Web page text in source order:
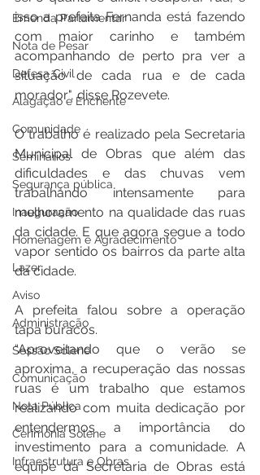
Emenda Parlamentar
Nota de Pesar
Defesa Civil
Alagação e Enchente
Comunidade
Seminários
Segurança pública
Inauguração
Homenagem e Agradecimento
Lazer
Aviso
Administração
Sessão Solene
Comunicação
Nota Pública
Cerimônia Solene
Infraestrutura e Obras
isso a prefeita Fernanda está fazendo
com maior carinho e também
acompanhando de perto pra ver a
situação de cada rua e de cada
morador", disse Rozevete.
O trabalho é realizado pela Secretaria
Municipal de Obras que além das
dificuldades e das chuvas vem
trabalhando intensamente para
melhoramento na qualidade das ruas
da cidade. E que agora segue a todo
vapor sentido os bairros da parte alta
da cidade.
A prefeita falou sobre a operação
tapa buracos.
“Aproveitando que o verão se
aproxima, a recuperação das nossas
ruas é um trabalho que estamos
realizando com muita dedicação por
entendermos a importância do
investimento para a comunidade. A
equipe da Secretaria de Obras está